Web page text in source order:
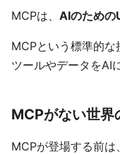
MCPは、 AIのための
MCPという標準的
ツールやデータをAI
MCPがない世界
MCPが登場する前は